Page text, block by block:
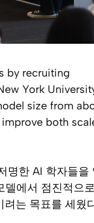
by recruiting
York
size from
both
명한 AI 학자들을
델에서 점진적으로
는 목표를 세웠